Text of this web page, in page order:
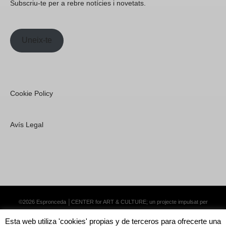
Subscriu-te per a rebre notícies i novetats.
Uneix-te
Cookie Policy
Avís Legal
©2026 Espronceda │CENTER for ART & CULTURE; un projecte impulsat per
Esta web utiliza 'cookies' propias y de terceros para ofrecerte una